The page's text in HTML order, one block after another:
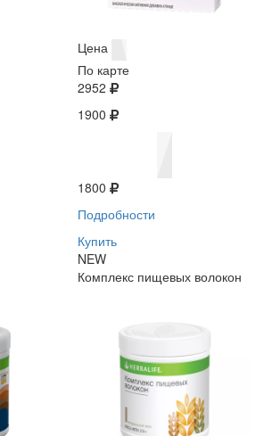
Цена
По карте
2952
1900
1800
Подробности
Купить
NEW
Комплекс пищевых волокон